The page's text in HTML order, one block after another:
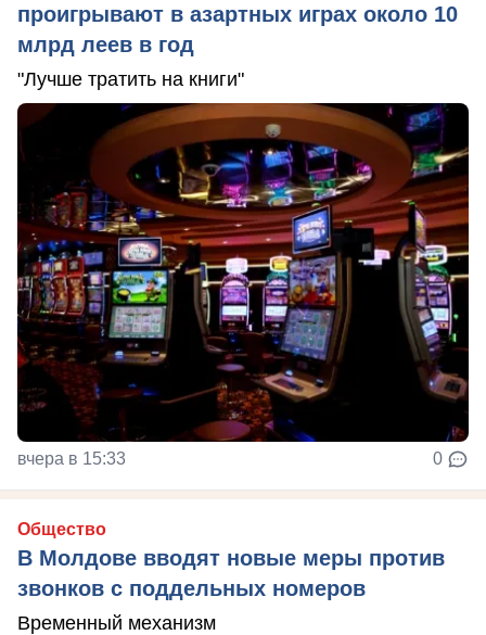
проигрывают в азартных играх около 10
млрд леев в год
"Лучше тратить на книги"
вчера в 15:33 0
Общество
В Молдове вводят новые меры против
звонков с поддельных номеров
Временный механизм